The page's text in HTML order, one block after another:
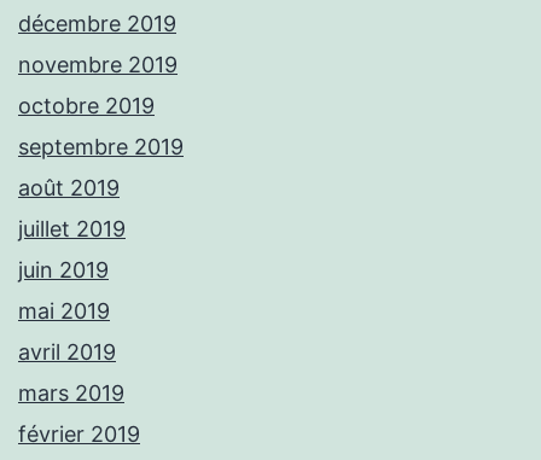
décembre 2019
novembre 2019
octobre 2019
septembre 2019
août 2019
juillet 2019
juin 2019
mai 2019
avril 2019
mars 2019
février 2019